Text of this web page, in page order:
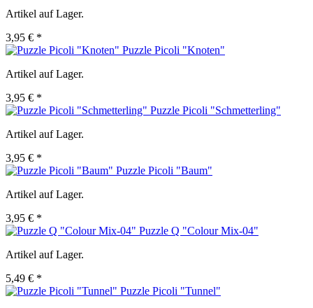
Artikel auf Lager.
3,95 € *
Puzzle Picoli "Knoten"
Artikel auf Lager.
3,95 € *
Puzzle Picoli "Schmetterling"
Artikel auf Lager.
3,95 € *
Puzzle Picoli "Baum"
Artikel auf Lager.
3,95 € *
Puzzle Q "Colour Mix-04"
Artikel auf Lager.
5,49 € *
Puzzle Picoli "Tunnel"